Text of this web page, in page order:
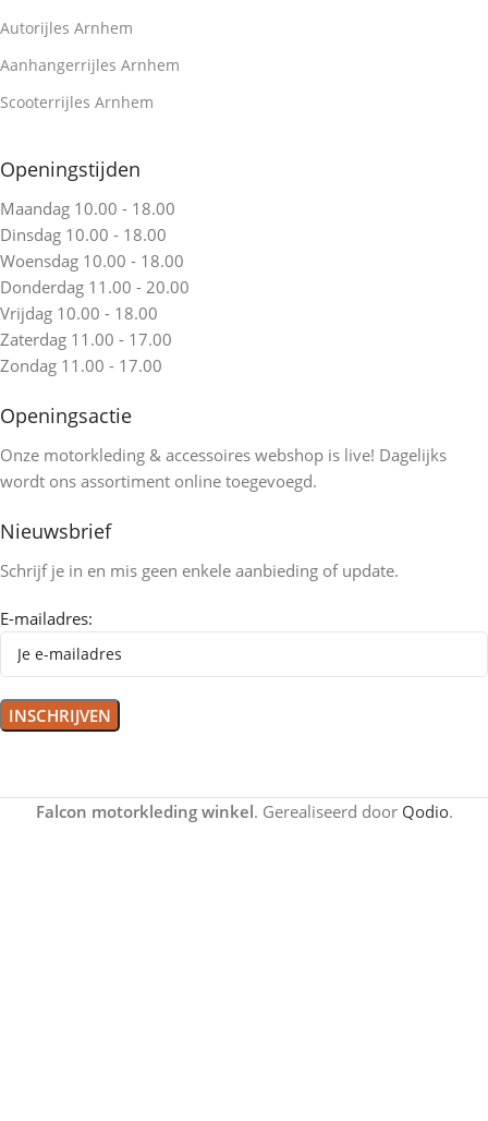
Autorijles Arnhem
Aanhangerrijles Arnhem
Scooterrijles Arnhem
Openingstijden
Maandag 10.00 - 18.00
Dinsdag 10.00 - 18.00
Woensdag 10.00 - 18.00
Donderdag 11.00 - 20.00
Vrijdag 10.00 - 18.00
Zaterdag 11.00 - 17.00
Zondag 11.00 - 17.00
Openingsactie
Onze motorkleding & accessoires webshop is live! Dagelijks
wordt ons assortiment online toegevoegd.
Nieuwsbrief
Schrijf je in en mis geen enkele aanbieding of update.
E-mailadres:
Falcon motorkleding winkel. Gerealiseerd door Qodio.